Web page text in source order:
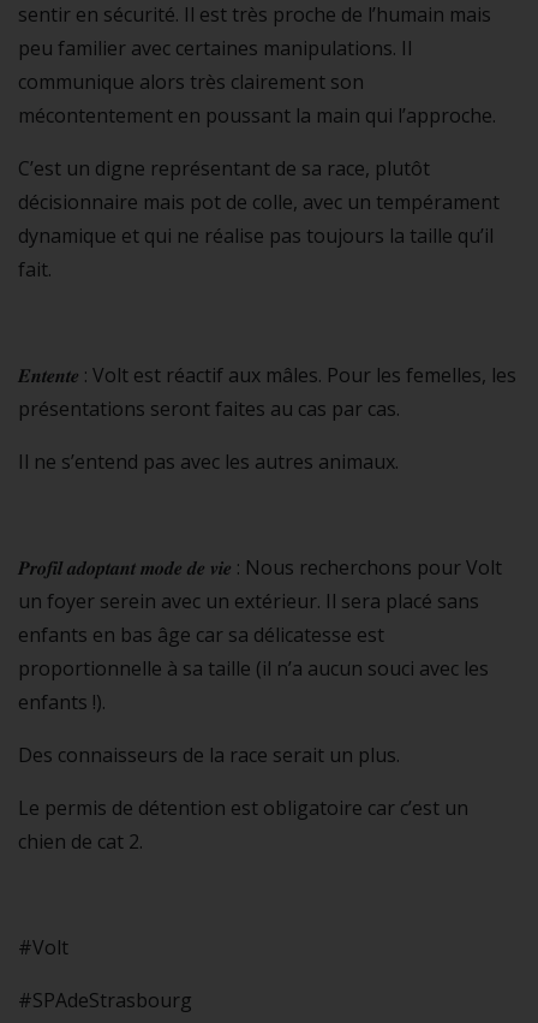
sentir en sécurité. Il est très proche de l’humain mais
peu familier avec certaines manipulations. Il
communique alors très clairement son
mécontentement en poussant la main qui l’approche.
C’est un digne représentant de sa race, plutôt
décisionnaire mais pot de colle, avec un tempérament
dynamique et qui ne réalise pas toujours la taille qu’il
fait.
𝑬𝒏𝒕𝒆𝒏𝒕𝒆 : Volt est réactif aux mâles. Pour les femelles, les
présentations seront faites au cas par cas.
Il ne s’entend pas avec les autres animaux.
𝑷𝒓𝒐𝒇𝒊𝒍 𝒂𝒅𝒐𝒑𝒕𝒂𝒏𝒕 𝒎𝒐𝒅𝒆 𝒅𝒆 𝒗𝒊𝒆 : Nous recherchons pour Volt
un foyer serein avec un extérieur. Il sera placé sans
enfants en bas âge car sa délicatesse est
proportionnelle à sa taille (il n’a aucun souci avec les
enfants !).
Des connaisseurs de la race serait un plus.
Le permis de détention est obligatoire car c’est un
chien de cat 2.
#Volt
#SPAdeStrasbourg